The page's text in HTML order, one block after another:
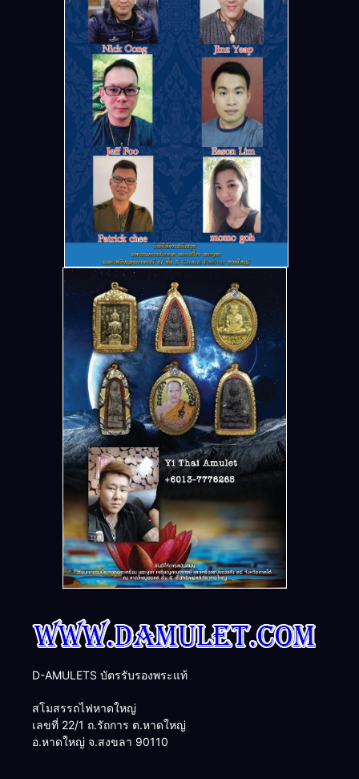
D-AMULETS บัตรรับรองพระแท้
สโมสรรถไฟหาดใหญ่
เลขที่ 22/1 ถ.รัถการ ต.หาดใหญ่
อ.หาดใหญ่ จ.สงขลา 90110